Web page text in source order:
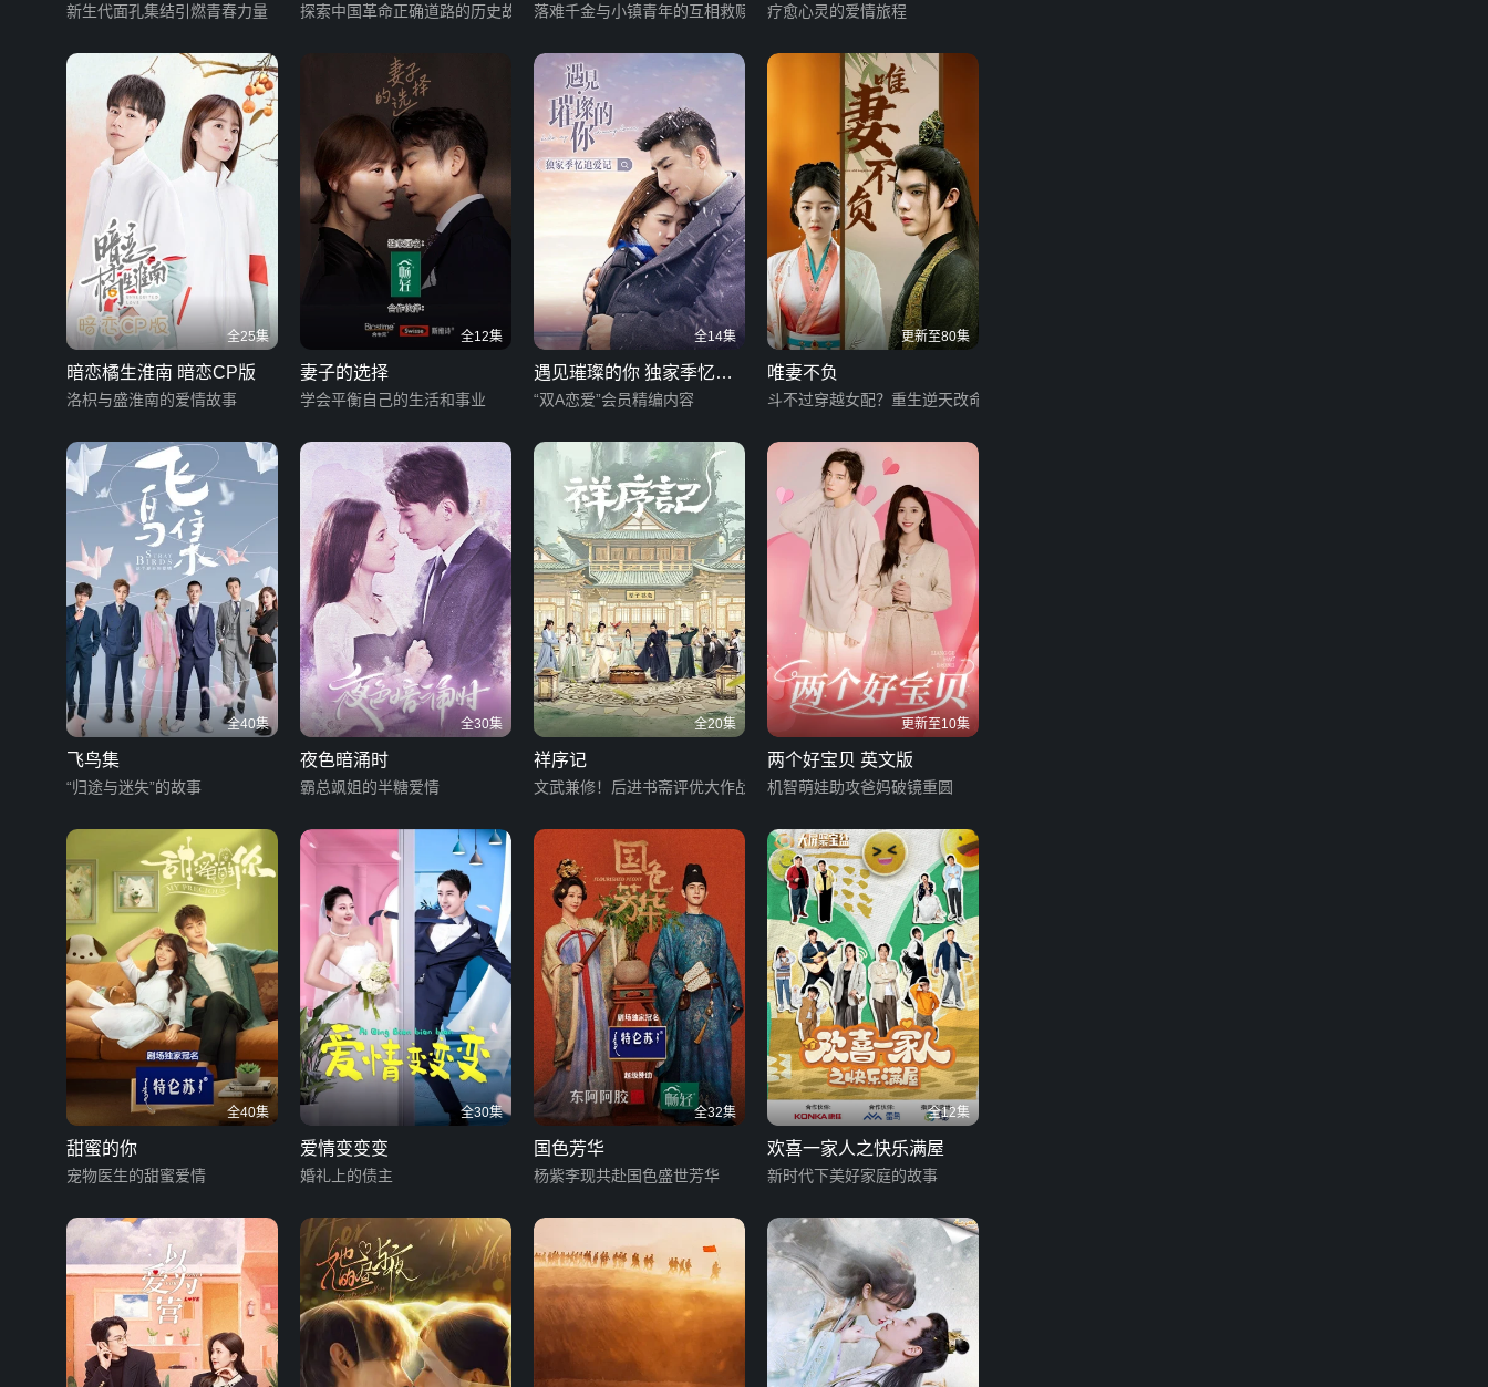
新生代面孔集结引燃青春力量 探索中国革命正确道路的历史故事 落难千金与小镇青年的互相救赎 疗愈心灵的爱情旅程
全25集
暗恋橘生淮南 暗恋CP版
洛枳与盛淮南的爱情故事
全12集
妻子的选择
学会平衡自己的生活和事业
全14集
遇见璀璨的你 独家季忆追
爱记
“双A恋爱”会员精编内容
更新至80集
唯妻不负
斗不过穿越女配？重生逆天改命
全40集
飞鸟集
“归途与迷失”的故事
全30集
夜色暗涌时
霸总飒姐的半糖爱情
全20集
祥序记
文武兼修！后进书斋评优大作战
更新至10集
两个好宝贝 英文版
机智萌娃助攻爸妈破镜重圆
全40集
甜蜜的你
宠物医生的甜蜜爱情
全30集
爱情变变变
婚礼上的债主
全32集
国色芳华
杨紫李现共赴国色盛世芳华
全12集
欢喜一家人之快乐满屋
新时代下美好家庭的故事